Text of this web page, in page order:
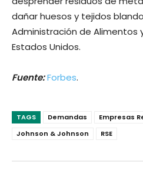
dañar huesos y tejidos
Administración de Alimentos
Estados Unidos.
Fuente:Forbes.
TAGS Demandas
Empresas
Johnson & Johnson
RSE